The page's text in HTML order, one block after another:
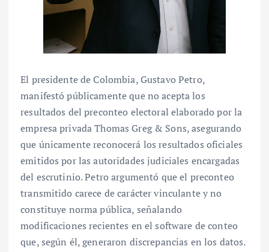
El presidente de Colombia, Gustavo Petro,
manifestó públicamente que no acepta los
resultados del preconteo electoral elaborado por la
empresa privada Thomas Greg & Sons, asegurando
que únicamente reconocerá los resultados oficiales
emitidos por las autoridades judiciales encargadas
del escrutinio. Petro argumentó que el preconteo
transmitido carece de carácter vinculante y no
constituye norma pública, señalando
modificaciones recientes en el software de conteo
que, según él, generaron discrepancias en los datos.